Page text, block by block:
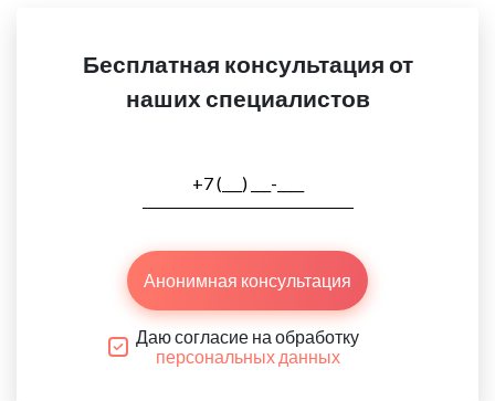
Бесплатная консультация от
наших специалистов
Анонимная консультация
Даю согласие на обработку
персональных данных